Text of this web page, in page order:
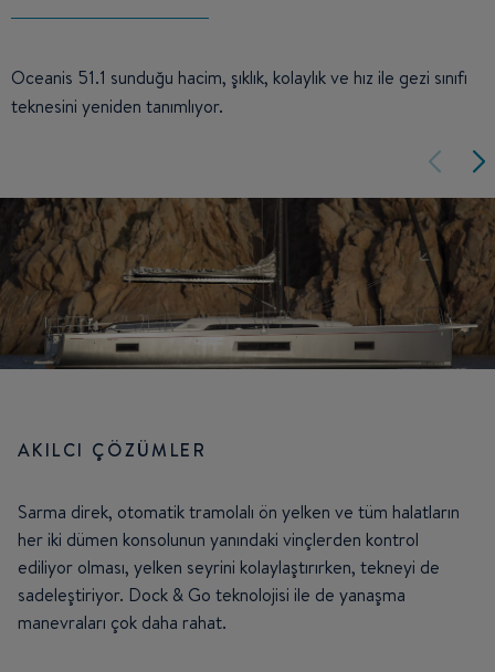
Oceanis 51.1 sunduğu hacim, şıklık, kolaylık ve hız ile gezi sınıfı
teknesini yeniden tanımlıyor.
AKILCI ÇÖZÜMLER
Sarma direk, otomatik tramolalı ön yelken ve tüm halatların
her iki dümen konsolunun yanındaki vinçlerden kontrol
ediliyor olması, yelken seyrini kolaylaştırırken, tekneyi de
sadeleştiriyor. Dock & Go teknolojisi ile de yanaşma
manevraları çok daha rahat.